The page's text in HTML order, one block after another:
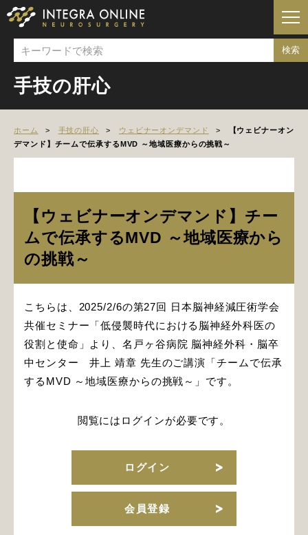
手技の肝心
ホーム 手技の肝心 ウェビナーオンデマンド
【ウェビナーオン
デマンド】チームで伝承するMVD ～地域医療からの挑戦～
【ウェビナーオンデマンド】チー
ムで伝承するMVD ～地域医療から
の挑戦～
こちらは、2025/2/6の第27回 日本脳神経減圧術学会
共催セミナー「低侵襲時代における脳神経外科医の
役割と使命」より、名戸ヶ谷病院 脳神経外科・脳卒
中センター 井上 靖章 先生のご講演「チームで伝承
するMVD ～地域医療からの挑戦～」です。
閲覧にはログインが必要です。
ログイン
会員登録